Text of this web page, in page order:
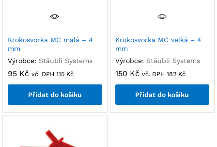
Krokosvorka MC malá – 4
mm
Výrobce: Stäubli Systems
95 Kč vč. DPH 115 Kč
Přidat do košíku
Krokosvorka MC velká – 4
mm
Výrobce: Stäubli Systems
150 Kč vč. DPH 182 Kč
Přidat do košíku